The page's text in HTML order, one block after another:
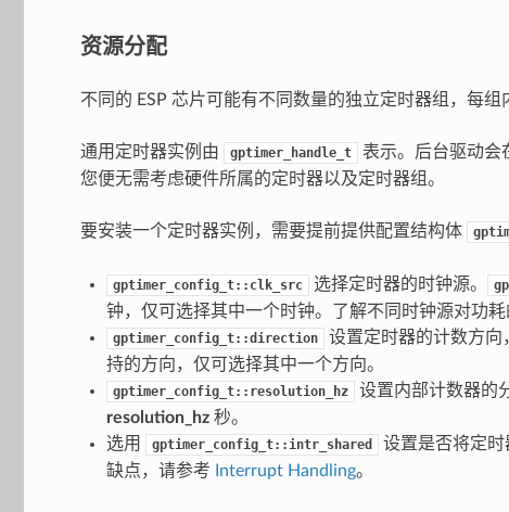
资源分配
不同的 ESP 芯片可能有不同数量的独立定时器组，每组
通用定时器实例由 gptimer_handle_t
表示。后台驱动会
您便无需考虑硬件所属的定时器以及定时器组。
要安装一个定时器实例，需要提前提供配置结构体
gptimer_config_t::clk_src 选择定时器的时钟源。
钟，仅可选择其中一个时钟。了解不同时钟源对功
gptimer_config_t::direction 设置定时器的计数方向
持的方向，仅可选择其中一个方向。
gptimer_config_t::resolution_hz 设置内部计数器的
resolution_hz秒。
选用
gptimer_config_t::intr_shared
设置是否将定
缺点，请参考
Interrupt Handling。